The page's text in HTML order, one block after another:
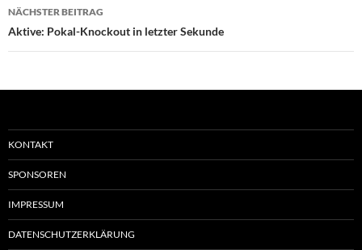
NÄCHSTER BEITRAG
Aktive: Pokal-Knockout in letzter Sekunde
KONTAKT
SPONSOREN
IMPRESSUM
DATENSCHUTZERKLÄRUNG